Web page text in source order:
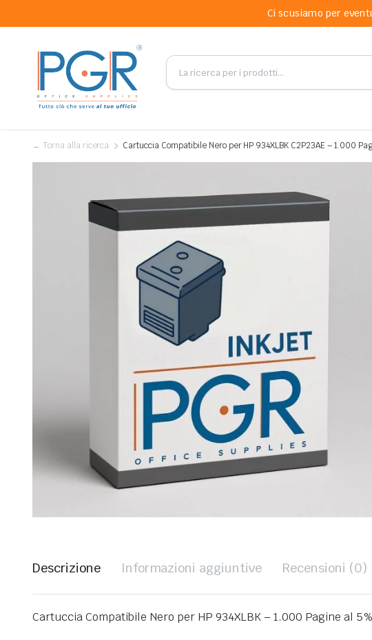
Ci scusiamo per
← Torna alla ricerca Cartuccia Compatibile Nero per HP 934XLBK C2P23AE – 1.000
Descrizione Informazioni aggiuntive Recensioni (0)
Cartuccia Compatibile Nero per HP 934XLBK – 1.000 Pagine al 5%